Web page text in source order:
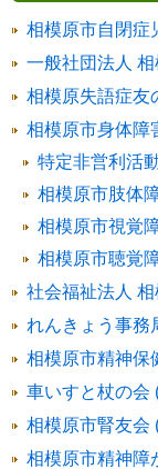
相模原市自閉症
一般社団法人
相模原失語症友
相模原市身体障
特定非営利活
相模原市肢体
相模原市視覚
相模原市聴覚
社会福祉法人
れんきょう事務
相模原市精神保
車いすと杖の会
相模原市腎友会
相模原市精神障